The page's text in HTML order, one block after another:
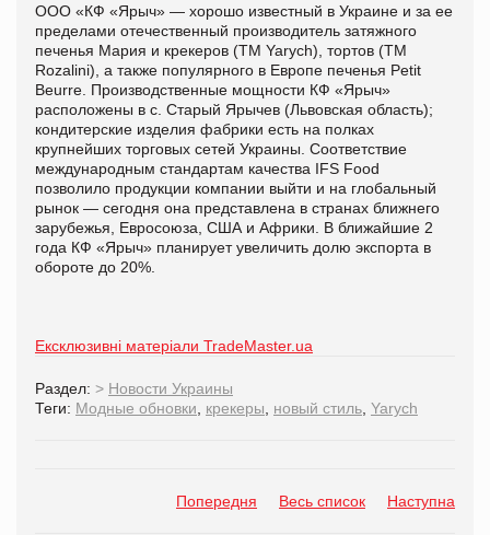
ООО «КФ «Ярыч» — хорошо известный в Украине и за ее
пределами отечественный производитель затяжного
печенья Мария и крекеров (TM Yarych), тортов (TM
Rozalini), а также популярного в Европе печенья Petit
Beurre. Производственные мощности КФ «Ярыч»
расположены в с. Старый Ярычев (Львовская область);
кондитерские изделия фабрики есть на полках
крупнейших торговых сетей Украины. Соответствие
международным стандартам качества IFS Food
позволило продукции компании выйти и на глобальный
рынок — сегодня она представлена в странах ближнего
зарубежья, Евросоюза, США и Африки. В ближайшие 2
года КФ «Ярыч» планирует увеличить долю экспорта в
обороте до 20%.
Ексклюзивні матеріали TradeMaster.ua
Раздел: > Новости Украины
Теги: Модные обновки крекеры новый стиль Yarych
Попередня Весь список Наступна